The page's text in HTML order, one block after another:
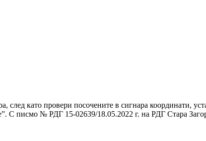
като провери посочените в сигнара координати,
С писмо № РДГ 15-02639/18.05.2022 г. на РДГ Стара